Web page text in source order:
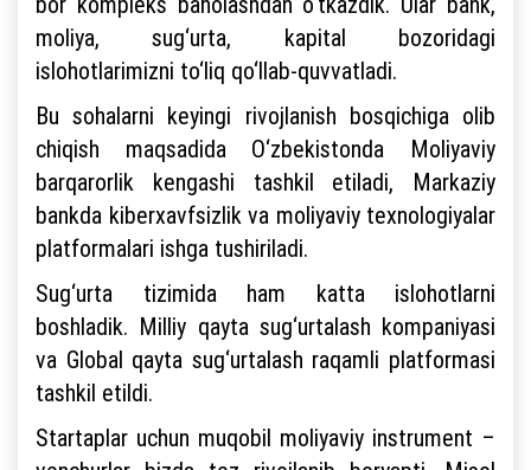
moliya, sug‘urta, kapital bozoridagi
islohotlarimizni to‘liq qo‘llab-quvvatladi.
Bu sohalarni keyingi rivojlanish bosqichiga olib
chiqish maqsadida O‘zbekistonda Moliyaviy
barqarorlik kengashi tashkil etiladi, Markaziy
bankda kiberxavfsizlik va moliyaviy texnologiyalar
platformalari ishga tushiriladi.
Sug‘urta tizimida ham katta islohotlarni
boshladik. Milliy qayta sug‘urtalash kompaniyasi
va Global qayta sug‘urtalash raqamli platformasi
tashkil etildi.
Startaplar uchun muqobil moliyaviy instrument –